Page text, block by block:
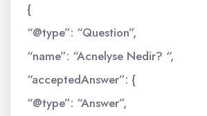
{
“@type”: “Question”,
“name”: “Acnelyse Nedir? “,
“acceptedAnswer”: {
“@type”: “Answer”,